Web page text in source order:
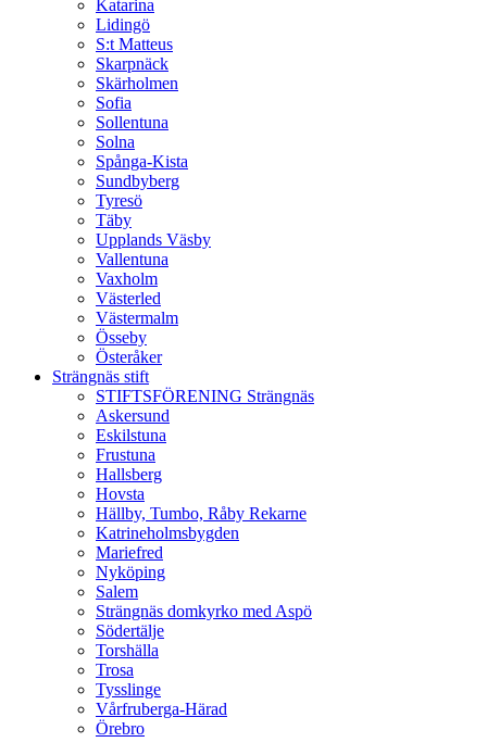
Katarina
Lidingö
S:t Matteus
Skarpnäck
Skärholmen
Sofia
Sollentuna
Solna
Spånga-Kista
Sundbyberg
Tyresö
Täby
Upplands Väsby
Vallentuna
Vaxholm
Västerled
Västermalm
Össeby
Österåker
Strängnäs stift
STIFTSFÖRENING Strängnäs
Askersund
Eskilstuna
Frustuna
Hallsberg
Hovsta
Hällby, Tumbo, Råby Rekarne
Katrineholmsbygden
Mariefred
Nyköping
Salem
Strängnäs domkyrko med Aspö
Södertälje
Torshälla
Trosa
Tysslinge
Vårfruberga-Härad
Örebro